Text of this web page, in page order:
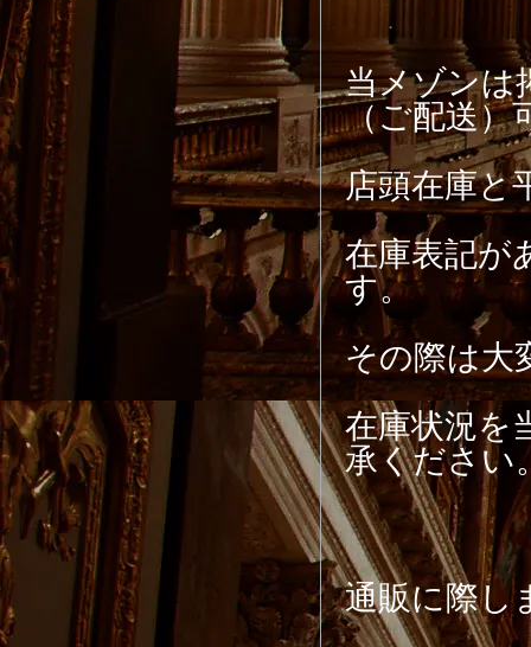
当メゾンは
（ご配送）
店頭在庫と
在庫表記が
す。
その際は大
在庫状況を
承ください
通販に際し